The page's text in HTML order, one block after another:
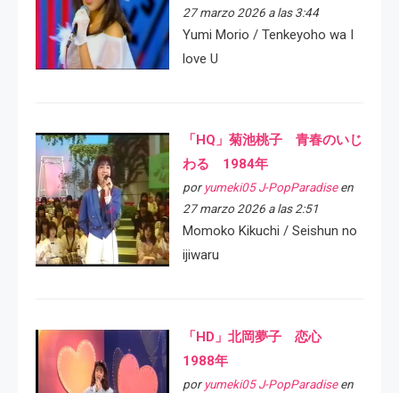
27 marzo 2026 a las 3:44
Yumi Morio / Tenkeyoho wa I
love U
「HQ」菊池桃子 青春のいじ
わる 1984年
por yumeki05 J-PopParadiseen
27 marzo 2026 a las 2:51
Momoko Kikuchi / Seishun no
ijiwaru
「HD」北岡夢子 恋心
1988年
por yumeki05 J-PopParadiseen